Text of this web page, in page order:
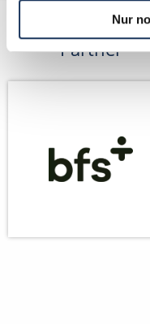
Nur
Kooperations-
Partner